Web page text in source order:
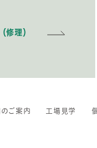
（修理）
ご案内 工場見学